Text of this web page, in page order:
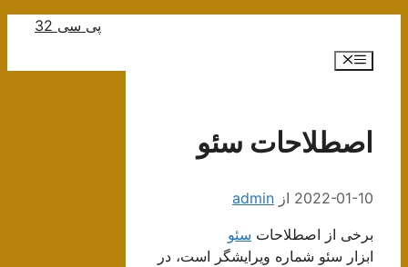
پی سی 32
فهرست
اصطلاحات سئو
2022-01-10 از admin
برخی از اصطلاحاتسئو
ابزار سئو شماره ویرایشگر است، در